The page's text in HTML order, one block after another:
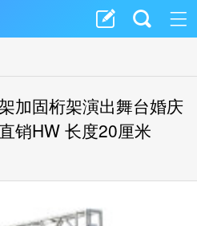
加固桁架演出舞台婚庆
销HW 长度20厘米